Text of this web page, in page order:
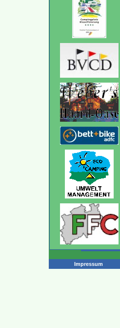
Impressum